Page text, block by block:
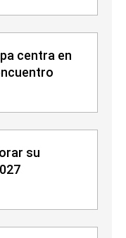
centra en
su